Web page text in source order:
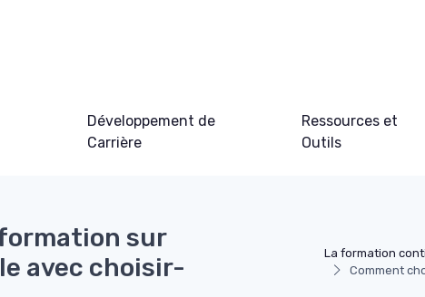
Développement de
Carrière
Ressources et
Outils
La formation
Comment
sur
avec choisir-